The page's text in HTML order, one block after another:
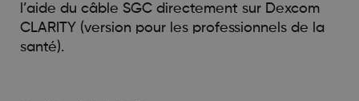
l’aide du câble SGC directement sur Dexcom
CLARITY (version pour les professionnels de la
santé).